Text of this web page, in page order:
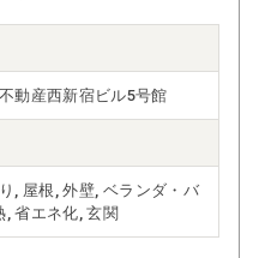
動産西新宿ビル5号館
, 屋根, 外壁, ベランダ・バ
, 省エネ化, 玄関